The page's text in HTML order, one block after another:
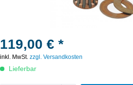
119,00 € *
inkl. MwSt. zzgl. Versandkosten
Lieferbar